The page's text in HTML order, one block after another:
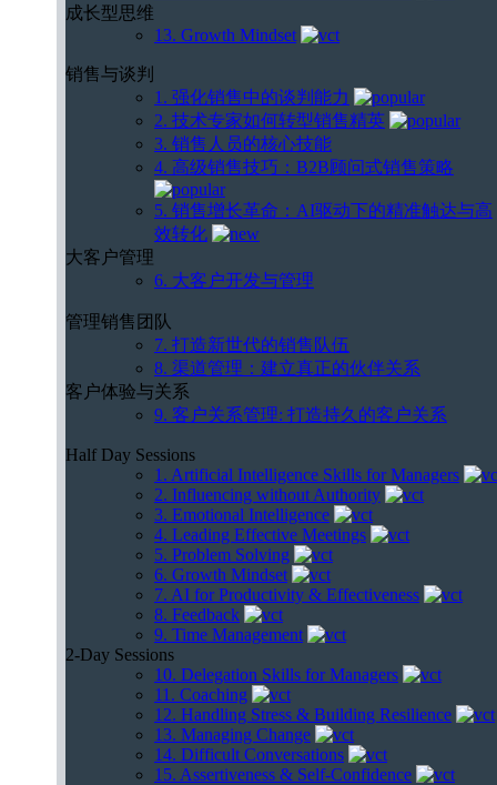
成长型思维
13. Growth Mindset
销售与谈判
1. 强化销售中的谈判能力
2. 技术专家如何转型销售精英
3. 销售人员的核心技能
4. 高级销售技巧：B2B顾问式销售策略
5. 销售增长革命：AI驱动下的精准触达与高
效转化
大客户管理
6. 大客户开发与管理
管理销售团队
7. 打造新世代的销售队伍
8. 渠道管理：建立真正的伙伴关系
客户体验与关系
9. 客户关系管理: 打造持久的客户关系
Half Day Sessions
1. Artificial Intelligence Skills for Managers
2. Influencing without Authority
3. Emotional Intelligence
4. Leading Effective Meetings
5. Problem Solving
6. Growth Mindset
7. AI for Productivity & Effectiveness
8. Feedback
9. Time Management
2-Day Sessions
10. Delegation Skills for Managers
11. Coaching
12. Handling Stress & Building Resilience
13. Managing Change
14. Difficult Conversations
15. Assertiveness & Self-Confidence